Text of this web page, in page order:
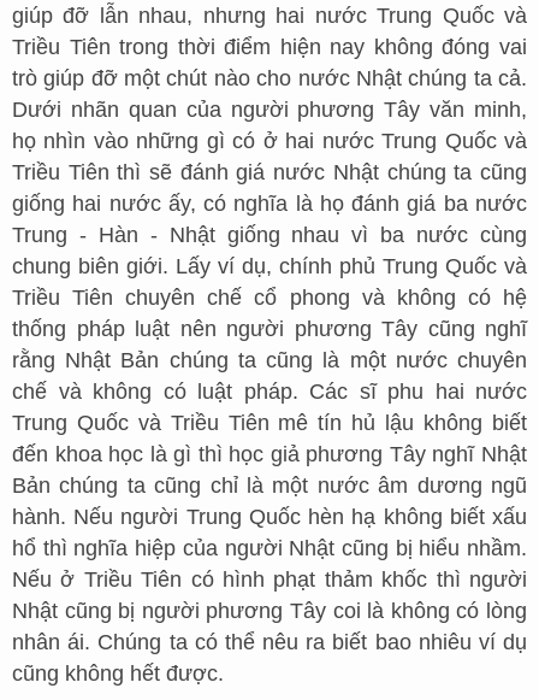
giúp đỡ lẫn nhau, nhưng hai nước Trung Quốc và
Triều Tiên trong thời điểm hiện nay không đóng vai
trò giúp đỡ một chút nào cho nước Nhật chúng ta cả.
Dưới nhãn quan của người phương Tây văn minh,
họ nhìn vào những gì có ở hai nước Trung Quốc và
Triều Tiên thì sẽ đánh giá nước Nhật chúng ta cũng
giống hai nước ấy, có nghĩa là họ đánh giá ba nước
Trung - Hàn - Nhật giống nhau vì ba nước cùng
chung biên giới. Lấy ví dụ, chính phủ Trung Quốc và
Triều Tiên chuyên chế cổ phong và không có hệ
thống pháp luật nên người phương Tây cũng nghĩ
rằng Nhật Bản chúng ta cũng là một nước chuyên
chế và không có luật pháp. Các sĩ phu hai nước
Trung Quốc và Triều Tiên mê tín hủ lậu không biết
đến khoa học là gì thì học giả phương Tây nghĩ Nhật
Bản chúng ta cũng chỉ là một nước âm dương ngũ
hành. Nếu người Trung Quốc hèn hạ không biết xấu
hổ thì nghĩa hiệp của người Nhật cũng bị hiểu nhầm.
Nếu ở Triều Tiên có hình phạt thảm khốc thì người
Nhật cũng bị người phương Tây coi là không có lòng
nhân ái. Chúng ta có thể nêu ra biết bao nhiêu ví dụ
cũng không hết được.